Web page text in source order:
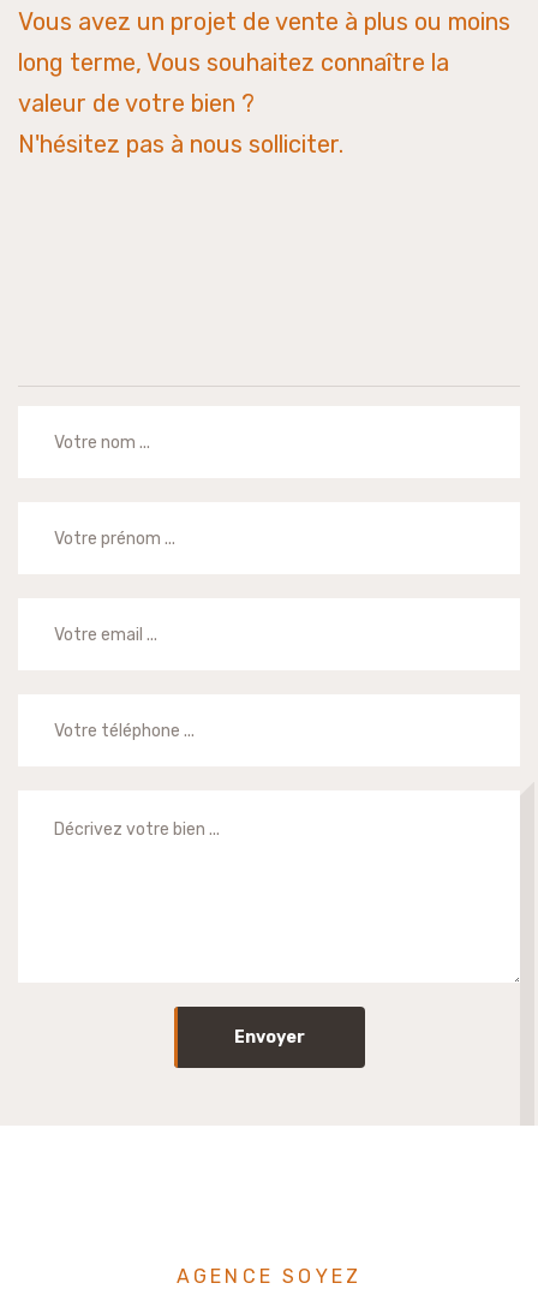
Vous avez un projet de vente à plus ou moins
long terme, Vous souhaitez connaître la
valeur de votre bien ?
N'hésitez pas à nous solliciter.
Envoyer
AGENCE SOYEZ